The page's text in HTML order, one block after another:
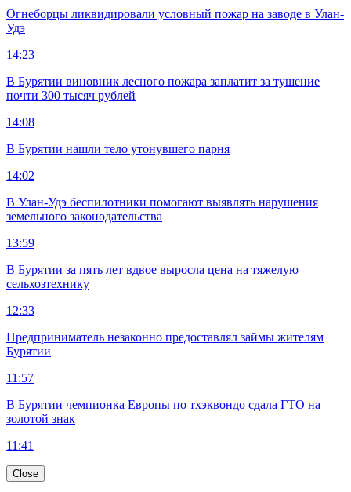
Огнеборцы ликвидировали условный пожар на заводе в Улан-
Удэ
14:23
В Бурятии виновник лесного пожара заплатит за тушение
почти 300 тысяч рублей
14:08
В Бурятии нашли тело утонувшего парня
14:02
В Улан-Удэ беспилотники помогают выявлять нарушения
земельного законодательства
13:59
В Бурятии за пять лет вдвое выросла цена на тяжелую
сельхозтехнику
12:33
Предприниматель незаконно предоставлял займы жителям
Бурятии
11:57
В Бурятии чемпионка Европы по тхэквондо сдала ГТО на
золотой знак
11:41
Close